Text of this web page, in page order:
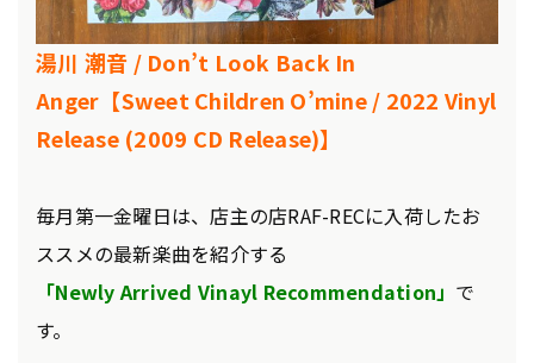
湯川 潮音 / Don’t Look Back In
Anger【Sweet Children O’mine / 2022 Vinyl
Release (2009 CD Release)】
毎月第一金曜日は、店主の店RAF-RECに入荷したお
ススメの最新楽曲を紹介する
「Newly Arrived Vinayl Recommendation」 で
す。